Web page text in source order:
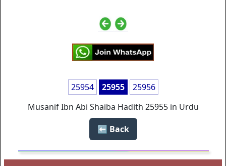
25954 25955
25956
Musanif Ibn Abi Shaiba Hadith 25955 in Urdu
Back ⬅️